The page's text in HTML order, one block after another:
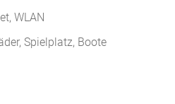
WLAN
Spielplatz, Boote